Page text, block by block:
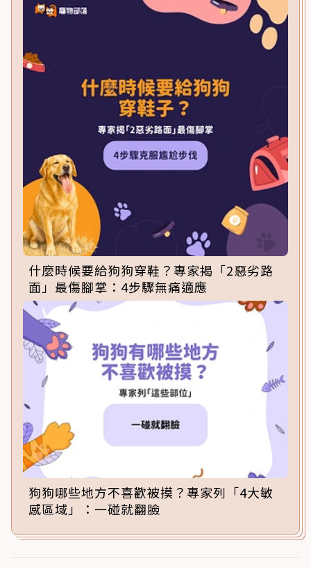
什麼時候要給狗狗穿鞋？專家揭「2惡劣路
面」最傷腳掌：4步驟無痛適應
狗狗哪些地方不喜歡被摸？專家列「4大敏
感區域」：一碰就翻臉